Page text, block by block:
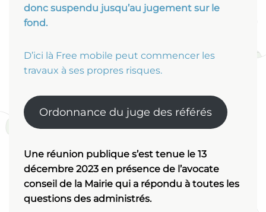
donc suspendu jusqu’au jugement sur le
fond.
D’ici là Free mobile peut commencer les
travaux à ses propres risques.
Ordonnance du juge des référés
Une réunion publique s’est tenue le 13
décembre 2023 en présence de l’avocate
conseil de la Mairie qui a répondu à toutes les
questions des administrés.